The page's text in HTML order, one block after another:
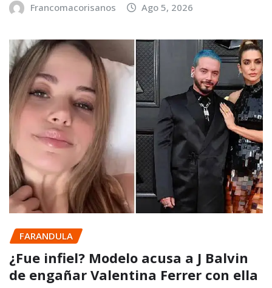
Francomacorisanos Ago 5, 2026
FARANDULA
¿Fue infiel? Modelo acusa a J Balvin
de engañar Valentina Ferrer con ella